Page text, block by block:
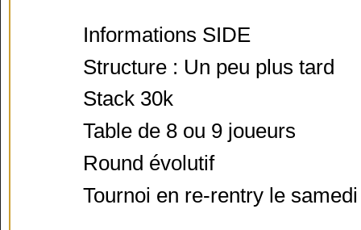
Informations SIDE
Structure : Un peu plus tard
Stack 30k
Table de 8 ou 9 joueurs
Round évolutif
Tournoi en re-rentry le